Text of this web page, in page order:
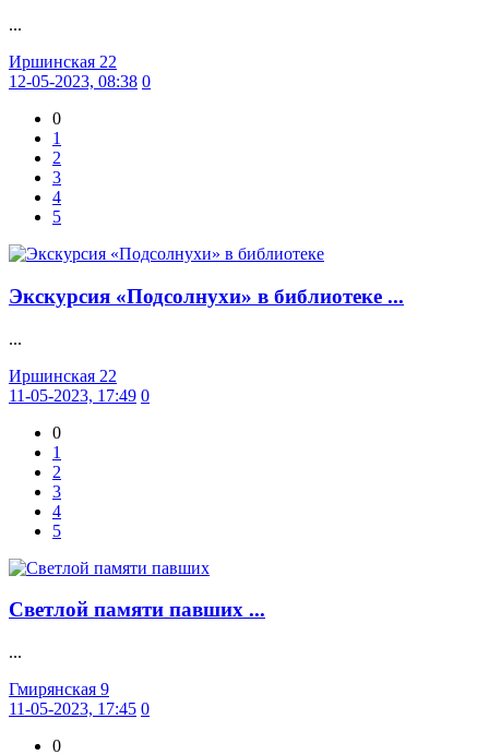
...
Иршинская 22
12-05-2023, 08:38 0
0
1
2
3
4
5
Экскурсия «Подсолнухи» в библиотеке ...
...
Иршинская 22
11-05-2023, 17:49 0
0
1
2
3
4
5
Светлой памяти павших ...
...
Гмирянская 9
11-05-2023, 17:45 0
0